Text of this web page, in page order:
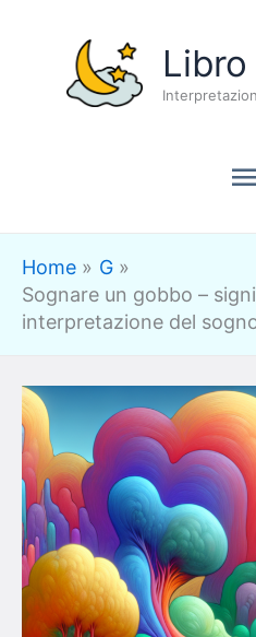
contenuto
Home
G
Sognare un gobbo –
interpretazione del